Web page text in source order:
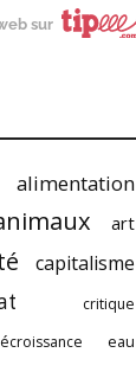
sur
alimentation
art
capitalisme
critique
eau